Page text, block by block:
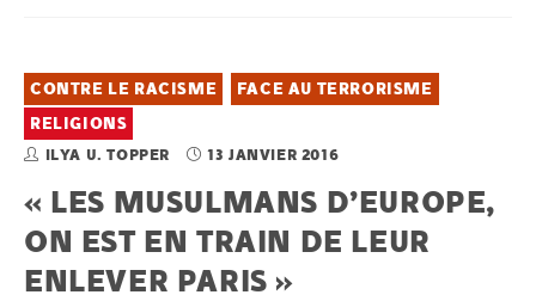
CONTRE LE RACISME
FACE AU TERRORISME
RELIGIONS
ILYA U. TOPPER 13 JANVIER 2016
« LES MUSULMANS D’EUROPE,
ON EST EN TRAIN DE LEUR
ENLEVER PARIS »